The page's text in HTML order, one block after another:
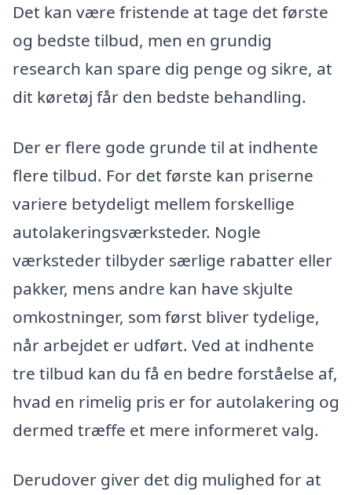
Det kan være fristende at tage det første
og bedste tilbud, men en grundig
research kan spare dig penge og sikre, at
dit køretøj får den bedste behandling.
Der er flere gode grunde til at indhente
flere tilbud. For det første kan priserne
variere betydeligt mellem forskellige
autolakeringsværksteder. Nogle
værksteder tilbyder særlige rabatter eller
pakker, mens andre kan have skjulte
omkostninger, som først bliver tydelige,
når arbejdet er udført. Ved at indhente
tre tilbud kan du få en bedre forståelse af,
hvad en rimelig pris er for autolakering og
dermed træffe et mere informeret valg.
Derudover giver det dig mulighed for at